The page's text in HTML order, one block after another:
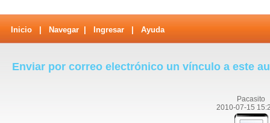
Inicio Navegar Ingresar Ayuda
Enviar por correo electrónico un vínculo a este
Pacasito
2010-07-15